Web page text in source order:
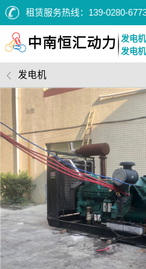
租赁服务热线： 139-0280-
发电
发电
发电机